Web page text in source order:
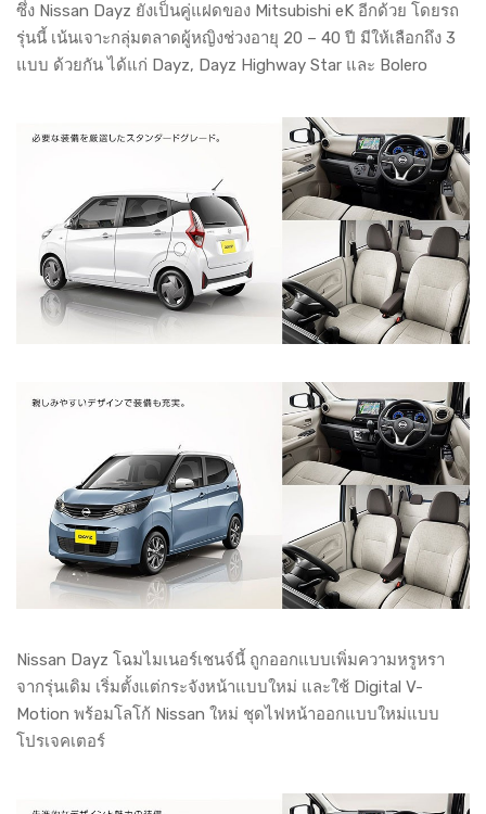
ซึ่ง Nissan Dayz ยังเป็นคู่แฝดของ Mitsubishi eK อีกด้วย โดยรถ
รุ่นนี้ เน้นเจาะกลุ่มตลาดผู้หญิงช่วงอายุ 20 – 40 ปี มีให้เลือกถึง 3
แบบ ด้วยกัน ได้แก่ Dayz, Dayz Highway Star และ Bolero
Nissan Dayz โฉมไมเนอร์เชนจ์นี้ ถูกออกแบบเพิ่มความหรูหรา
จากรุ่นเดิม เริ่มตั้งแต่กระจังหน้าแบบใหม่ และใช้ Digital V-
Motion พร้อมโลโก้ Nissan ใหม่ ชุดไฟหน้าออกแบบใหม่แบบ
โปรเจคเตอร์